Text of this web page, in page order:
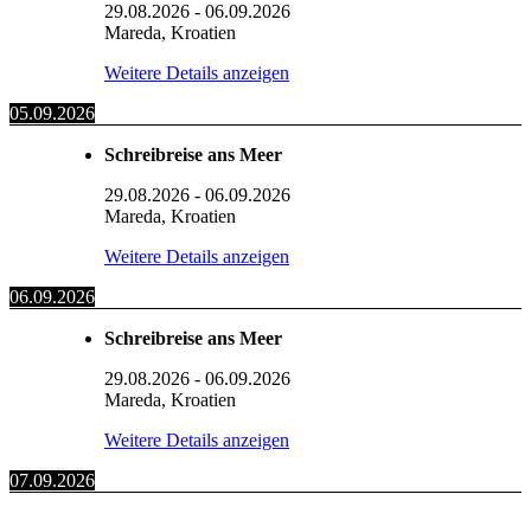
29.08.2026 - 06.09.2026
Mareda, Kroatien
Weitere Details anzeigen
05.09.2026
Schreibreise ans Meer
29.08.2026 - 06.09.2026
Mareda, Kroatien
Weitere Details anzeigen
06.09.2026
Schreibreise ans Meer
29.08.2026 - 06.09.2026
Mareda, Kroatien
Weitere Details anzeigen
07.09.2026